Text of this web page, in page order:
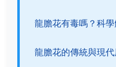
龍膽花有毒嗎？科
龍膽花的傳統與現